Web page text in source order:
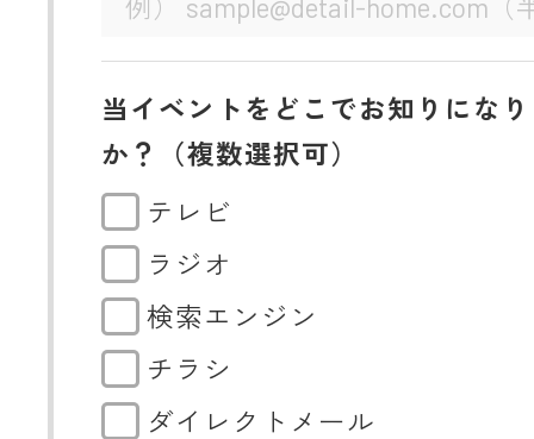
当イベントをどこでお知りにな
か？（複数選択可）
テレビ
ラジオ
検索エンジン
チラシ
ダイレクトメール